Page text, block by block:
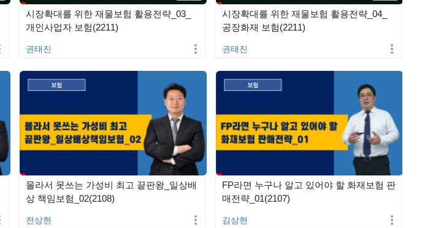
시장확대를 위한 재물보험 활용전략_03_
개인사업자 보험(2211)
권태진
시장확대를 위한 재물보험 활용전략_04_
공장화재 보험(2211)
권태진
몰라서 못쓰는 가성비 최고 끝판왕_일상배
상 책임보험_02(2108)
전상현
FP라면 누구나 알고 있어야 할 화재보험 판
매전략_01(2107)
김상현